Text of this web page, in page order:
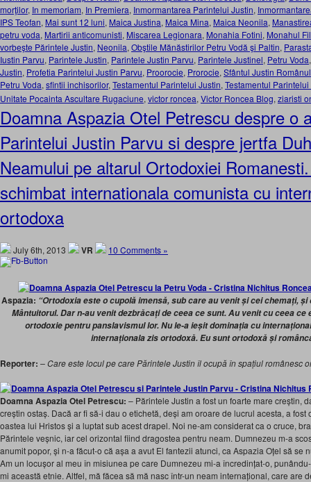
morţilor, In memoriam, In Premiera, Inmormantarea Parintelui Justin,
IPS Teofan, Mai sunt 12 luni, Maica Justina, Maica Mina, Maica Neonila,
petru voda, Martirii anticomunisti, Miscarea Legionara, Monahia Fotini, Monahul
vorbeşte Părintele Justin, Neonila, Obştile Mănăstirilor Petru Vodă şi Paltin,
Iustin Parvu, Parintele Justin, Parintele Justin Parvu, Parintele Justinel, Petru Voda
Justin, Profetia Parintelui Justin Parvu, Proorocie, Prorocie, Sfântul Justin Românul
Petru Voda, sfintii inchisorilor, Testamentul Parintelui Justin, Testamentul
Unitate Pocainta Ascultare Rugaciune, victor roncea, Victor Roncea Blog, ziaristi
Doamna Aspazia Otel Petrescu despre o
Parintelui Justin Parvu si despre jertfa
Neamului pe altarul Ortodoxiei
schimbat internationala comunista cu
ortodoxa
July 6th, 2013 VR 10 Comments »
Aspazia: “Ortodoxia este o cupolă imensă, sub care au venit și cei chemați,
Mântuitorul. Dar n-au venit dezbrăcați de ceea ce sunt. Au venit cu ceea
ortodoxie pentru panslavismul lor. Nu le-a ieșit dominația cu
internaționala zis ortodoxă. Eu sunt ortodoxă și
Reporter: – Care este locul pe care Părintele Justin îl ocupă în spațiul românesc
Doamna Aspazia Otel Petrescu: – Părintele Justin a fost un foarte mare creștin,
creștin ostaș. Dacă ar fi să-i dau o etichetă, deși am oroare de lucrul acesta, a
oastea lui Hristos și a luptat sub acest drapel. Noi ne-am considerat ca o cruce,
Părintele veșnic, iar cel orizontal fiind dragostea pentru neam. Dumnezeu m-a
anumit popor, și n-a făcut-o că așa a avut El fantezii atunci, ca Aspazia Oțel să se
Am un locușor al meu în misiunea pe care Dumnezeu mi-a încredințat-o,
mi această etnie. Altfel, mă făcea să mă nasc într-un neam internațional, care are